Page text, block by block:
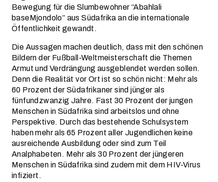
Bewegung für die Slumbewohner “Abahlali
baseMjondolo” aus Südafrika an die internationale
Öffentlichkeit gewandt.
Die Aussagen machen deutlich, dass mit den schönen
Bildern der Fußball-Weltmeisterschaft die Themen
Armut und Verdrängung ausgeblendet werden sollen.
Denn die Realität vor Ort ist so schön nicht: Mehr als
60 Prozent der Südafrikaner sind jünger als
fünfundzwanzig Jahre. Fast 30 Prozent der jungen
Menschen in Südafrika sind arbeitslos und ohne
Perspektive. Durch das bestehende Schulsystem
haben mehr als 65 Prozent aller Jugendlichen keine
ausreichende Ausbildung oder sind zum Teil
Analphabeten. Mehr als 30 Prozent der jüngeren
Menschen in Südafrika sind zudem mit dem HIV-Virus
infiziert.